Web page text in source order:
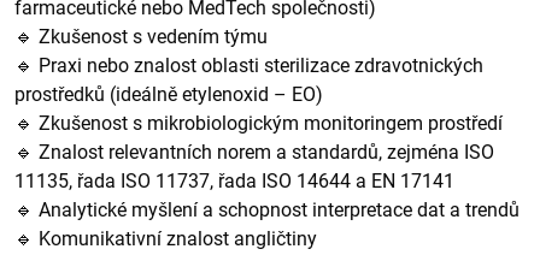
farmaceutické nebo MedTech společnosti)
🔹 Zkušenost s vedením týmu
🔹 Praxi nebo znalost oblasti sterilizace zdravotnických
prostředků (ideálně etylenoxid – EO)
🔹 Zkušenost s mikrobiologickým monitoringem prostředí
🔹 Znalost relevantních norem a standardů, zejména ISO
11135, řada ISO 11737, řada ISO 14644 a EN 17141
🔹 Analytické myšlení a schopnost interpretace dat a trendů
🔹 Komunikativní znalost angličtiny